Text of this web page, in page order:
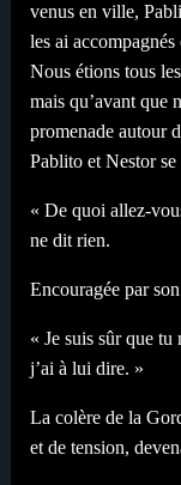
venus en ville,
les ai
Nous étions tous
mais qu’avant que
promenade autour
Pablito et Nestor
« De quoi allez-
ne dit rien.
Encouragée par
« Je suis sûr que
j’ai à lui dire. »
La colère de la
et de tension,